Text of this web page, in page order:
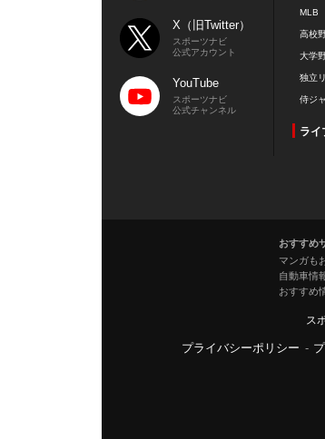
X（旧Twitter）
スポーツナビ
公式アカウント
YouTube
スポーツナビ
公式チャンネル
MLB
高校
大学
独立
侍ジ
ライ
おすすめ
マンガも
自動車情
おすすめ
ス
プライバシーポリシー -